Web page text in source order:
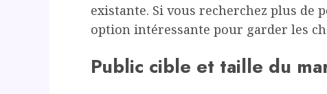
existante. Si vous recherchez plus de
option intéressante pour garder les
Public cible et taille du